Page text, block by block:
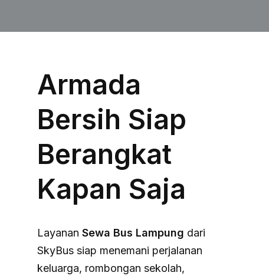
Armada
Bersih Siap
Berangkat
Kapan Saja
Layanan Sewa Bus Lampung dari
SkyBus siap menemani perjalanan
keluarga, rombongan sekolah,